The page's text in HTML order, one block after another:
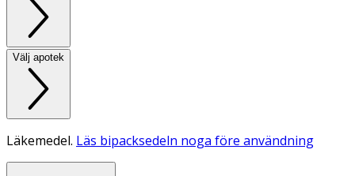
Välj apotek
Läkemedel. Läs bipacksedeln noga före användning